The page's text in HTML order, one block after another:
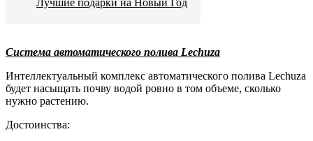
Система автоматического полива Lechuza
Интеллектуальный комплекс автоматического полива Lechuza
будет насыщать почву водой ровно в том объеме, сколько
нужно растению.
Достоинства: